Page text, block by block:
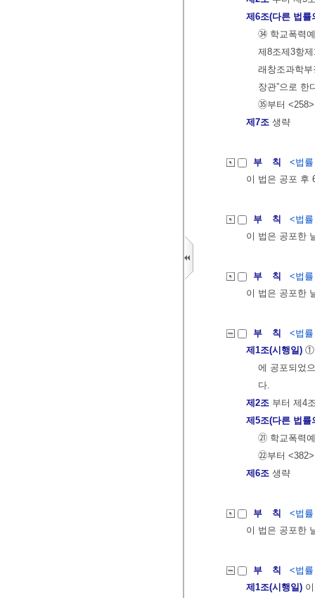
제6조(다른 법률
㉞ 학교폭력
제8조제3항
래창조과학부
장관”으로 한
㉟부터
제7조 생략
부 칙
<법
이 법은 공포 후
부 칙
<법
이 법은 공포한
부 칙
<법
이 법은 공포한
부 칙
<법
제1조(시행일) ①
에 공포되었
다.
제2조 부터 제4
제5조(다른 법률
㉑ 학교폭력
㉒부터
제6조 생략
부 칙
<법
이 법은 공포한
부 칙
<법
제1조(시행일)